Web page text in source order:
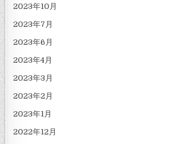
2023年10月
2023年7月
2023年6月
2023年4月
2023年3月
2023年2月
2023年1月
2022年12月